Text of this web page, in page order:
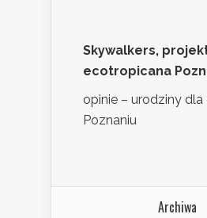
Skywalkers,
ecotropicana
opinie – urodziny dla
Poznaniu
Archiwa